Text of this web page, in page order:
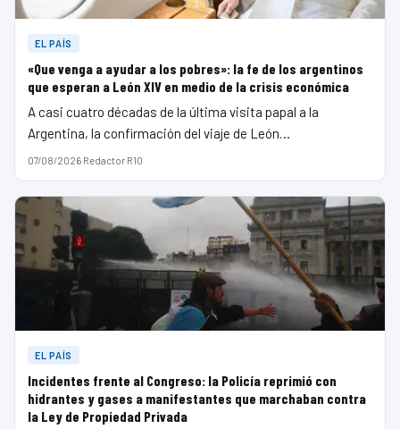
EL PAÍS
«Que venga a ayudar a los pobres»: la fe de los argentinos
que esperan a León XIV en medio de la crisis económica
A casi cuatro décadas de la última visita papal a la
Argentina, la confirmación del viaje de León…
07/08/2026·Redactor R10
EL PAÍS
Incidentes frente al Congreso: la Policía reprimió con
hidrantes y gases a manifestantes que marchaban contra
la Ley de Propiedad Privada